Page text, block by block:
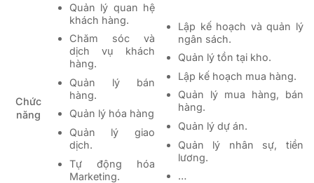
Chức
năng
Quản lý quan hệ
khách hàng.
Chăm sóc và
dịch vụ khách
hàng.
Quản lý bán
hàng.
Quản lý hóa hàng
Quản lý giao
dịch.
Tự động hóa
Marketing.
Lập kế hoạch và quản lý
ngân sách.
Quản lý tồn tại kho.
Lập kế hoạch mua hàng.
Quản lý mua hàng, bán
hàng.
Quản lý dự án.
Quản lý nhân sự, tiền
lương.
…